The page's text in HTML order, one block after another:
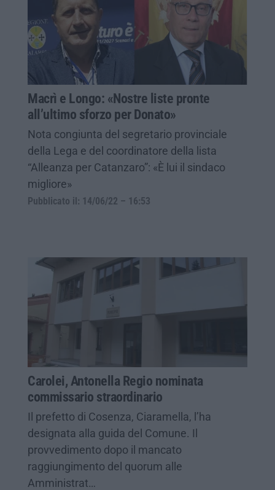
Macrì e Longo: «Nostre liste pronte
all’ultimo sforzo per Donato»
Nota congiunta del segretario provinciale
della Lega e del coordinatore della lista
“Alleanza per Catanzaro”: «È lui il sindaco
migliore»
Pubblicato il: 14/06/22 – 16:53
Carolei, Antonella Regio nominata
commissario straordinario
Il prefetto di Cosenza, Ciaramella, l’ha
designata alla guida del Comune. Il
provvedimento dopo il mancato
raggiungimento del quorum alle
Amministrat…